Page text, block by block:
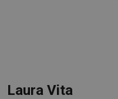
Laura Vita